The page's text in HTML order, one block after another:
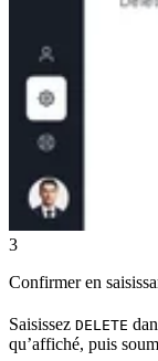
3
Confirmer en
Saisissez DELETE
qu’affiché, puis